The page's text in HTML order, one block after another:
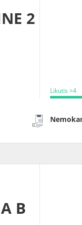
2
Likutis >4
B